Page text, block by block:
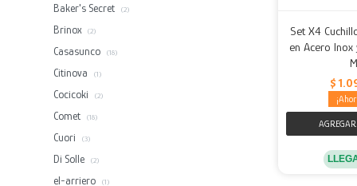
Set X4
en Acero
$
Baker's Secret (2)
Brinox (2)
Casasunco (18)
Citinova (1)
Cocicoki (2)
Comet (18)
Cuori (3)
Di Solle (2)
el-arriero (1)